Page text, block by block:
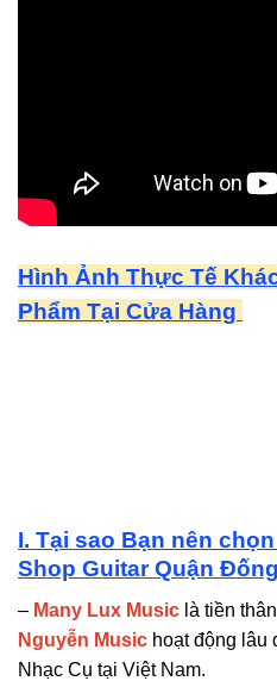
Hình Ảnh Thực Tế
Phẩm Tại Cửa Hàng
I. Tại sao Bạn nên
Shop Guitar Quận
– Many Lux Music là tiền
Nguyễn Music hoạt động lâu
Nhạc Cụ tại Việt Nam.